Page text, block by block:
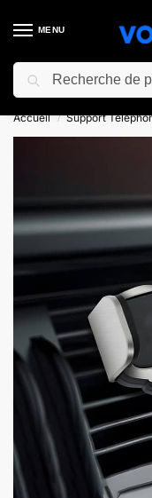
MENU
⚡ 10% de réduction
Accueil / Support